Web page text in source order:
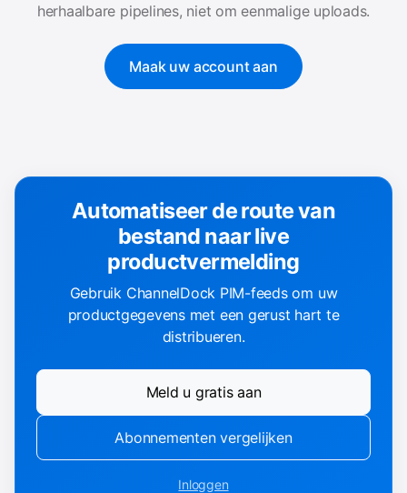
herhaalbare pipelines, niet om eenmalige uploads.
Maak uw account aan
Automatiseer de route van
bestand naar live
productvermelding
Gebruik ChannelDock PIM-feeds om uw
productgegevens met een gerust hart te
distribueren.
Meld u gratis aan
Abonnementen vergelijken
Inloggen